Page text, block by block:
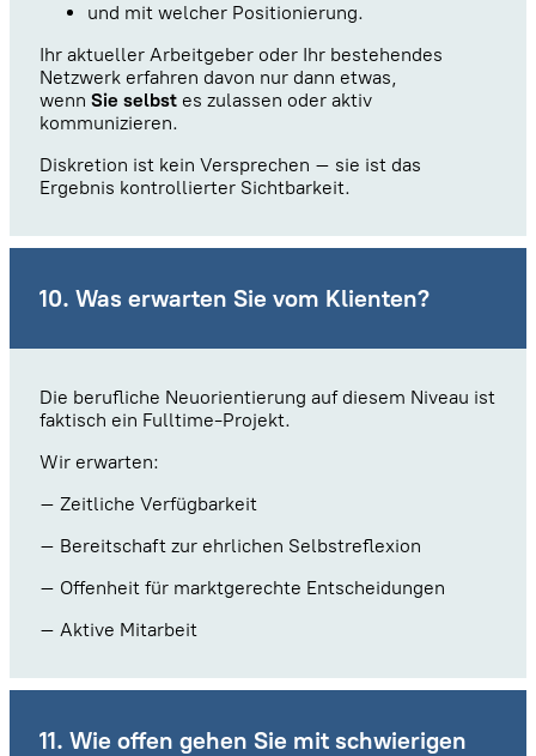
und mit welcher Positionierung.
Ihr aktueller Arbeitgeber oder Ihr bestehendes
Netzwerk erfahren davon nur dann etwas,
wenn Sie selbst es zulassen oder aktiv
kommunizieren.
Diskretion ist kein Versprechen – sie ist das
Ergebnis kontrollierter Sichtbarkeit.
10. Was erwarten Sie vom Klienten?
Die berufliche Neuorientierung auf diesem Niveau ist
faktisch ein Fulltime-Projekt.
Wir erwarten:
– Zeitliche Verfügbarkeit
– Bereitschaft zur ehrlichen Selbstreflexion
– Offenheit für marktgerechte Entscheidungen
– Aktive Mitarbeit
11. Wie offen gehen Sie mit schwierigen